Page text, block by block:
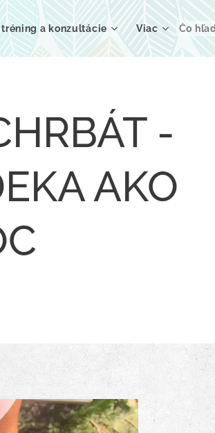
tréning a konzultácie Viac
-
AKO